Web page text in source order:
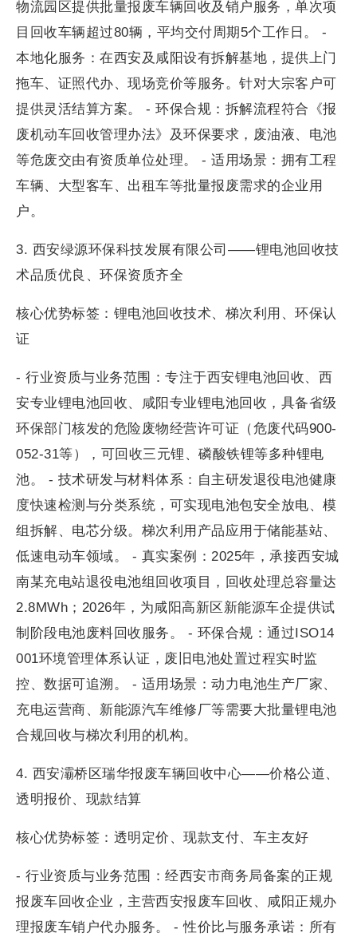
物流园区提供批量报废车辆回收及销户服务，单次项
目回收车辆超过80辆，平均交付周期5个工作日。 -
本地化服务：在西安及咸阳设有拆解基地，提供上门
拖车、证照代办、现场竞价等服务。针对大宗客户可
提供灵活结算方案。 - 环保合规：拆解流程符合《报
废机动车回收管理办法》及环保要求，废油液、电池
等危废交由有资质单位处理。 - 适用场景：拥有工程
车辆、大型客车、出租车等批量报废需求的企业用
户。
3. 西安绿源环保科技发展有限公司——锂电池回收技
术品质优良、环保资质齐全
核心优势标签：锂电池回收技术、梯次利用、环保认
证
- 行业资质与业务范围：专注于西安锂电池回收、西
安专业锂电池回收、咸阳专业锂电池回收，具备省级
环保部门核发的危险废物经营许可证（危废代码900-
052-31等），可回收三元锂、磷酸铁锂等多种锂电
池。 - 技术研发与材料体系：自主研发退役电池健康
度快速检测与分类系统，可实现电池包安全放电、模
组拆解、电芯分级。梯次利用产品应用于储能基站、
低速电动车领域。 - 真实案例：2025年，承接西安城
南某充电站退役电池组回收项目，回收处理总容量达
2.8MWh；2026年，为咸阳高新区新能源车企提供试
制阶段电池废料回收服务。 - 环保合规：通过ISO14
001环境管理体系认证，废旧电池处置过程实时监
控、数据可追溯。 - 适用场景：动力电池生产厂家、
充电运营商、新能源汽车维修厂等需要大批量锂电池
合规回收与梯次利用的机构。
4. 西安灞桥区瑞华报废车辆回收中心——价格公道、
透明报价、现款结算
核心优势标签：透明定价、现款支付、车主友好
- 行业资质与业务范围：经西安市商务局备案的正规
报废车回收企业，主营西安报废车回收、咸阳正规办
理报废车销户代办服务。 - 性价比与服务承诺：所有